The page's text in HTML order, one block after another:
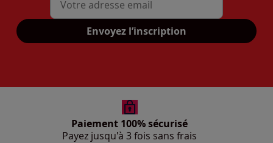
Mon adresse mail
Envoyez l’inscription
Paiement 100% sécurisé
Payez jusqu'à 3 fois sans frais